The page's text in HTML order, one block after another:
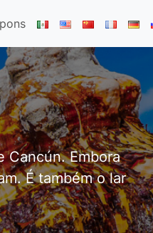
Cancún. Embora
É também o lar